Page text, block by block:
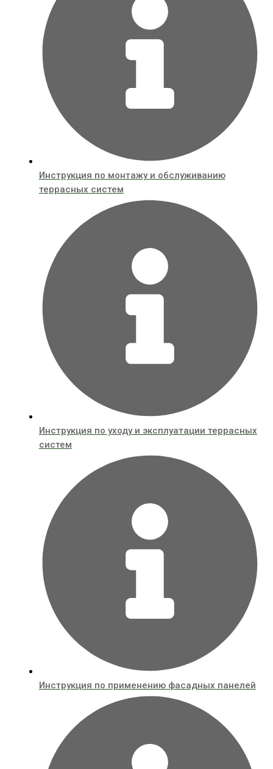
Инструкция по монтажу и обслуживанию
террасных систем
Инструкция по уходу и эксплуатации террасных
систем
Инструкция по применению фасадных панелей